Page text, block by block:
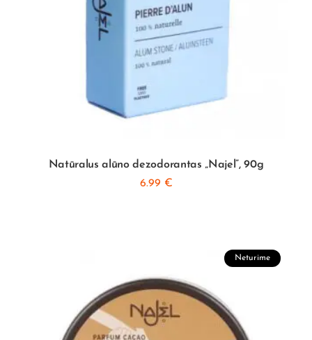
Natūralus alūno dezodorantas „Najel”, 90g
6.99 €
Neturime